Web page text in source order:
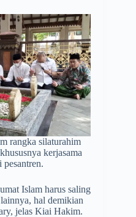
rangka silaturahim
kerjasama
Islam harus saling
hal demikian
jelas Kiai Hakim.